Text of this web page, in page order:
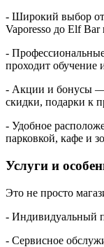
- Широкий выбор
Vaporesso до Elf Bar
-
проходит обучение
- Акции и бонусы —
скидки, подарки к
- Удобное
парковкой, кафе и
Услуги и
Это не просто
- Индивидуальный
- Сервисное